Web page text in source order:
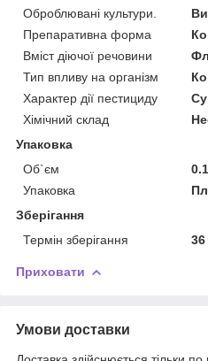
Оброблювані культури.
Препаративна форма
Вміст діючої речовини
Тип впливу на організм
Характер дії пестициду
Хімічний склад
Упаковка
Об`єм
Упаковка
Зберігання
Термін зберігання
36
Приховати
Умови доставки